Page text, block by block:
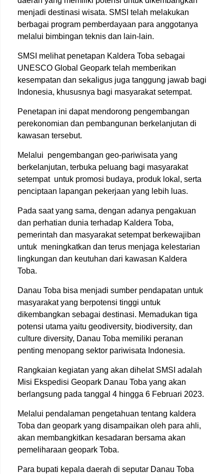
menjadi destinasi wisata. SMSI telah melakukan
berbagai program pemberdayaan para anggotanya
melalui bimbingan teknis dan lain-lain.
SMSI melihat penetapan Kaldera Toba sebagai
UNESCO Global Geopark telah memberikan
kesempatan dan sekaligus juga tanggung jawab bagi
Indonesia, khususnya bagi masyarakat setempat.
Penetapan ini dapat mendorong pengembangan
perekonomian dan pembangunan berkelanjutan di
kawasan tersebut.
Melalui pengembangan geo-pariwisata yang
berkelanjutan, terbuka peluang bagi masyarakat
setempat untuk promosi budaya, produk lokal, serta
penciptaan lapangan pekerjaan yang lebih luas.
Pada saat yang sama, dengan adanya pengakuan
dan perhatian dunia terhadap Kaldera Toba,
pemerintah dan masyarakat setempat berkewajiban
untuk meningkatkan dan terus menjaga kelestarian
lingkungan dan keutuhan dari kawasan Kaldera
Toba.
Danau Toba bisa menjadi sumber pendapatan untuk
masyarakat yang berpotensi tinggi untuk
dikembangkan sebagai destinasi. Memadukan tiga
potensi utama yaitu geodiversity, biodiversity, dan
culture diversity, Danau Toba memiliki peranan
penting menopang sektor pariwisata Indonesia.
Rangkaian kegiatan yang akan dihelat SMSI adalah
Misi Ekspedisi Geopark Danau Toba yang akan
berlangsung pada tanggal 4 hingga 6 Februari 2023.
Melalui pendalaman pengetahuan tentang kaldera
Toba dan geopark yang disampaikan oleh para ahli,
akan membangkitkan kesadaran bersama akan
pemeliharaan geopark Toba.
Para bupati kepala daerah di seputar Danau Toba